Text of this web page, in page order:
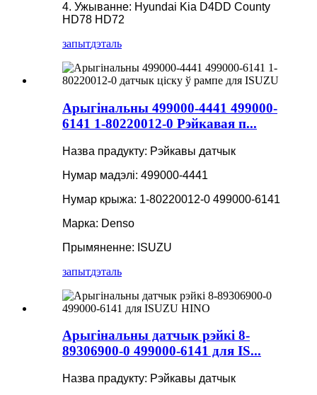
4. Ужыванне: Hyundai Kia D4DD County
HD78 HD72
запытдэталь
Арыгінальны 499000-4441 499000-
6141 1-80220012-0 Рэйкавая п...
Назва прадукту: Рэйкавы датчык
Нумар мадэлі: 499000-4441
Нумар крыжа: 1-80220012-0 499000-6141
Марка: Denso
Прымяненне: ISUZU
запытдэталь
Арыгінальны датчык рэйкі 8-
89306900-0 499000-6141 для IS...
Назва прадукту: Рэйкавы датчык